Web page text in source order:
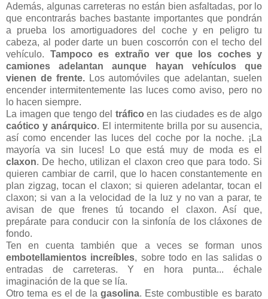
Además, algunas carreteras no están bien asfaltadas, por lo
que encontrarás baches bastante importantes que pondrán
a prueba los amortiguadores del coche y en peligro tu
cabeza, al poder darte un buen coscorrón con el techo del
vehículo. Tampoco es extraño ver que los coches y
camiones adelantan aunque hayan vehículos que
vienen de frente.Los automóviles que adelantan, suelen
encender intermitentemente las luces como aviso, pero no
lo hacen siempre.
La imagen que tengo del tráficoen las ciudades es de algo
caótico y anárquico. El intermitente brilla por su ausencia,
así como encender las luces del coche por la noche. ¡La
mayoría va sin luces! Lo que está muy de moda es el
claxon. De hecho, utilizan el claxon creo que para todo. Si
quieren cambiar de carril, que lo hacen constantemente en
plan zigzag, tocan el claxon; si quieren adelantar, tocan el
claxon; si van a la velocidad de la luz y no van a parar, te
avisan de que frenes tú tocando el claxon. Así que,
prepárate para conducir con la sinfonía de los cláxones de
fondo.
Ten en cuenta también que a veces se forman unos
embotellamientos increíbles, sobre todo en las salidas o
entradas de carreteras. Y en hora punta... échale
imaginación de la que se lía.
Otro tema es el de la gasolina. Este combustible es barato